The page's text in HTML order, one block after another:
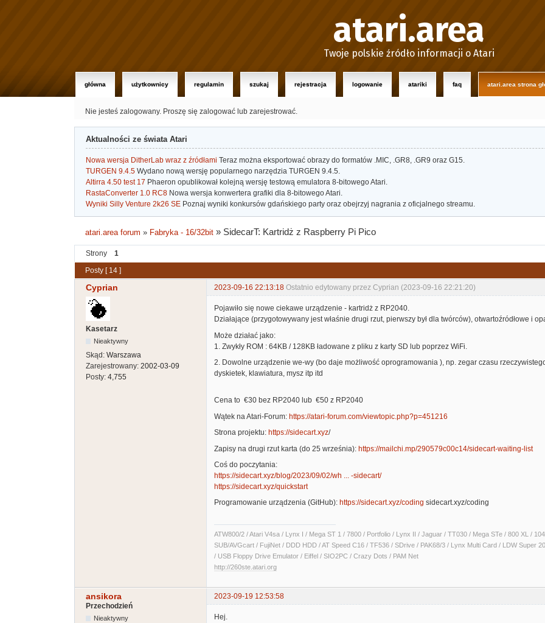
atari.area
Twoje polskie źródło informacji o Atari
główna użytkownicy regulamin szukaj rejestracja logowanie atariki faq atari.area strona
Nie jesteś zalogowany. Proszę się zalogować lub zarejestrować.
Aktualności ze świata Atari
Nowa wersja DitherLab wraz z źródłami Teraz można eksportować obrazy do formatów .MIC, .GR8, .GR9 oraz G15.
TURGEN 9.4.5 Wydano nową wersję popularnego narzędzia TURGEN 9.4.5.
Altirra 4.50 test 17 Phaeron opublikował kolejną wersję testową emulatora 8-bitowego Atari.
RastaConverter 1.0 RC8 Nowa wersja konwertera grafiki dla 8-bitowego Atari.
Wyniki Silly Venture 2k26 SE Poznaj wyniki konkursów gdańskiego party oraz obejrzyj nagrania z oficjalnego streamu.
atari.area forum » Fabryka - 16/32bit » SidecarT: Kartridż z Raspberry Pi Pico
Strony
1
Posty [ 14 ]
Cyprian 2023-09-16 22:13:18 Ostatnio edytowany przez Cyprian (2023-09-16 22:21:20)
Kasetarz
Nieaktywny
Skąd: Warszawa
Zarejestrowany: 2002-03-09
Posty: 4,755
Pojawiło się nowe ciekawe urządzenie - kartridż z RP2040.
Działające (przygotowywany jest właśnie drugi rzut, pierwszy był dla twórców), otwartoźródłowe i
Może działać jako:
1. Zwykły ROM : 64KB / 128KB ładowane z pliku z karty SD lub poprzez WiFi.
2. Dowolne urządzenie we-wy (bo daje możliwość oprogramowania ), np. zegar czasu
dyskietek, klawiatura, mysz itp itd
Cena to €30 bez RP2040 lub €50 z RP2040
Wątek na Atari-Forum: https://atari-forum.com/viewtopic.php?p=451216
Strona projektu: https://sidecart.xyz/
Zapisy na drugi rzut karta (do 25 września): https://mailchi.mp/290579c00c14/sidecart-waiting-list
Coś do poczytania:
https://sidecart.xyz/blog/2023/09/02/wh ... -sidecart/
https://sidecart.xyz/quickstart
Programowanie urządzenia (GitHub): https://sidecart.xyz/coding sidecart.xyz/coding
ATW800/2 / Atari V4sa / Lynx I / Mega ST 1 / 7800 / Portfolio / Lynx II / Jaguar / TT030 / Mega STe / 800 XL /
SUB/AVGcart / FujiNet / DDD HDD / AT Speed C16 / TF536 / SDrive / PAK68/3 / Lynx Multi Card / LDW Super
/ USB Floppy Drive Emulator / Eiffel / SIO2PC / Crazy Dots / PAM Net
http://260ste.atari.org
ansikora
2023-09-19 12:53:58
Przechodzień
Nieaktywny
Hej.